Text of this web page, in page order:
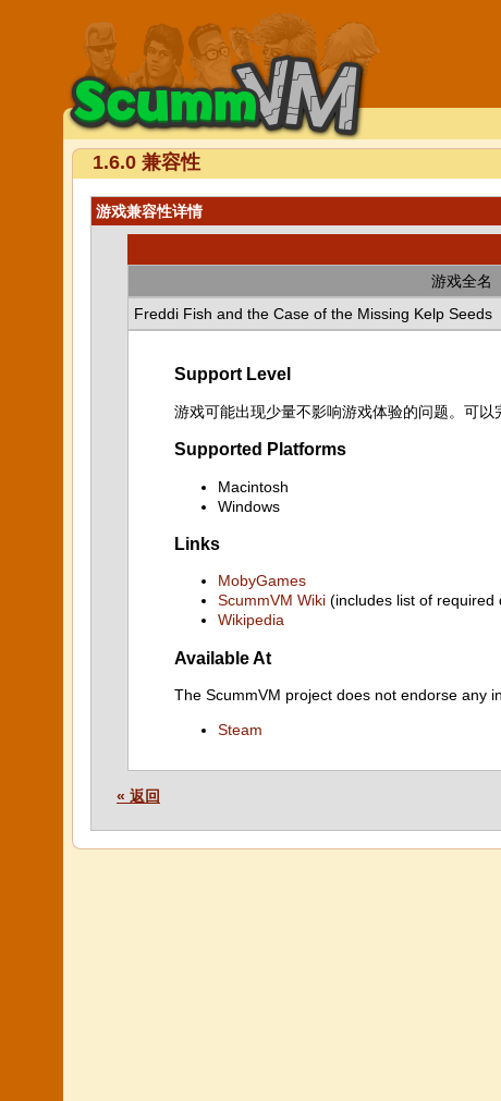
1.6.0 兼容性
游戏兼容性详情
游戏全名
Freddi Fish and the Case of the Missing Kelp Seeds
Support Level
游戏可能出现少量不影响游戏体验的问题。可以
Supported Platforms
Macintosh
Windows
Links
MobyGames
ScummVM Wiki (includes list of required
Wikipedia
Available At
The ScummVM project does not endorse any
Steam
« 返回